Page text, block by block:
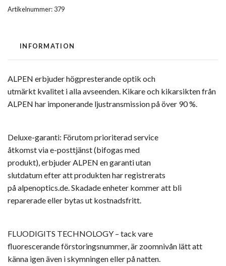
Artikelnummer: 379
INFORMATION
ALPEN erbjuder högpresterande optik och
utmärkt kvalitet i alla avseenden. Kikare och kikarsikten från
ALPEN har imponerande ljustransmission på över 90 %.
Deluxe-garanti: Förutom prioriterad service
åtkomst via e-posttjänst (bifogas med
produkt), erbjuder ALPEN en garanti utan
slutdatum efter att produkten har registrerats
på alpenoptics.de. Skadade enheter kommer att bli
reparerade eller bytas ut kostnadsfritt.
FLUODIGITS TECHNOLOGY – tack vare
fluorescerande förstoringsnummer, är zoomnivån lätt att
känna igen även i skymningen eller på natten.